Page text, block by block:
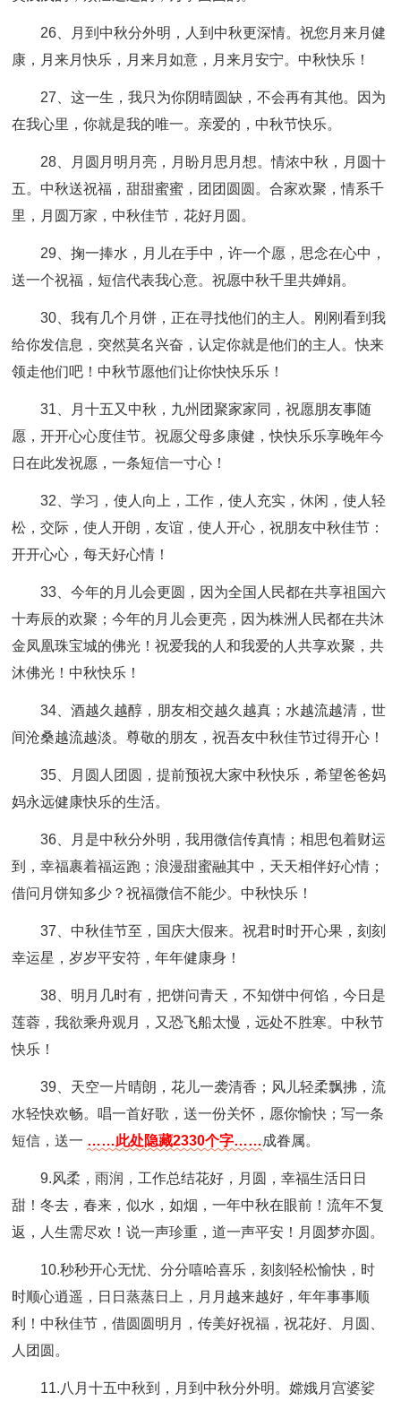
26、月到中秋分外明，人到中秋更深情。祝您月来月健
康，月来月快乐，月来月如意，月来月安宁。中秋快乐！
27、这一生，我只为你阴晴圆缺，不会再有其他。因为
在我心里，你就是我的唯一。亲爱的，中秋节快乐。
28、月圆月明月亮，月盼月思月想。情浓中秋，月圆十
五。中秋送祝福，甜甜蜜蜜，团团圆圆。合家欢聚，情系千
里，月圆万家，中秋佳节，花好月圆。
29、掬一捧水，月儿在手中，许一个愿，思念在心中，
送一个祝福，短信代表我心意。祝愿中秋千里共婵娟。
30、我有几个月饼，正在寻找他们的主人。刚刚看到我
给你发信息，突然莫名兴奋，认定你就是他们的主人。快来
领走他们吧！中秋节愿他们让你快快乐乐！
31、月十五又中秋，九州团聚家家同，祝愿朋友事随
愿，开开心心度佳节。祝愿父母多康健，快快乐乐享晚年今
日在此发祝愿，一条短信一寸心！
32、学习，使人向上，工作，使人充实，休闲，使人轻
松，交际，使人开朗，友谊，使人开心，祝朋友中秋佳节：
开开心心，每天好心情！
33、今年的月儿会更圆，因为全国人民都在共享祖国六
十寿辰的欢聚；今年的月儿会更亮，因为株洲人民都在共沐
金凤凰珠宝城的佛光！祝爱我的人和我爱的人共享欢聚，共
沐佛光！中秋快乐！
34、酒越久越醇，朋友相交越久越真；水越流越清，世
间沧桑越流越淡。尊敬的朋友，祝吾友中秋佳节过得开心！
35、月圆人团圆，提前预祝大家中秋快乐，希望爸爸妈
妈永远健康快乐的生活。
36、月是中秋分外明，我用微信传真情；相思包着财运
到，幸福裹着福运跑；浪漫甜蜜融其中，天天相伴好心情；
借问月饼知多少？祝福微信不能少。中秋快乐！
37、中秋佳节至，国庆大假来。祝君时时开心果，刻刻
幸运星，岁岁平安符，年年健康身！
38、明月几时有，把饼问青天，不知饼中何馅，今日是
莲蓉，我欲乘舟观月，又恐飞船太慢，远处不胜寒。中秋节
快乐！
39、天空一片晴朗，花儿一袭清香；风儿轻柔飘拂，流
水轻快欢畅。唱一首好歌，送一份关怀，愿你愉快；写一条
短信，送一 ……此处隐藏2330个字……成眷属。
9.风柔，雨润，工作总结花好，月圆，幸福生活日日
甜！冬去，春来，似水，如烟，一年中秋在眼前！流年不复
返，人生需尽欢！说一声珍重，道一声平安！月圆梦亦圆。
10.秒秒开心无忧、分分嘻哈喜乐，刻刻轻松愉快，时
时顺心逍遥，日日蒸蒸日上，月月越来越好，年年事事顺
利！中秋佳节，借圆圆明月，传美好祝福，祝花好、月圆、
人团圆。
11.八月十五中秋到，月到中秋分外明。嫦娥月宫婆娑